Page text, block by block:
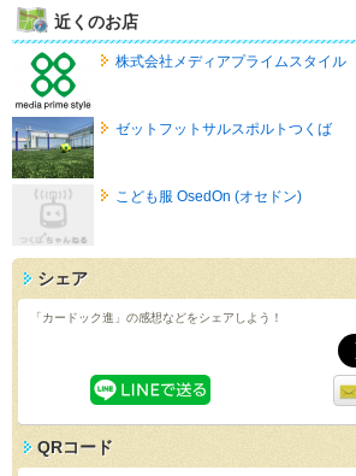
近くのお店
株式会社メディアプライムスタイル
ゼットフットサルスポルトつくば
こども服 OsedOn (オセドン)
シェア
「カードック進」の感想などをシェアしよう！
QRコード